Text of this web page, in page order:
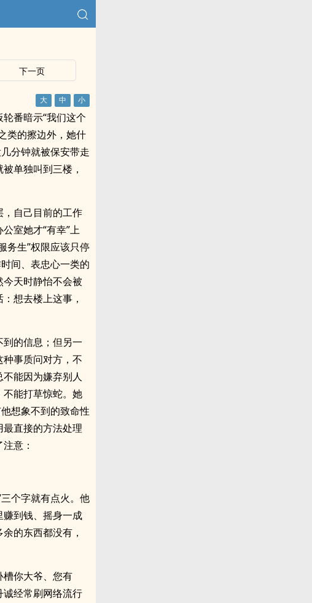
下一页
番暗示“我们这个
类的擦边外，她什
分钟就被保安带走
单独叫到三楼，
自己目前的工作
室她才“有幸”上
务生”权限应该只停
间、表忠心一类的
天时静怡不会被
想去楼上这事，
的信息；但另一
事质问对方，不
能因为嫌弃别人
能打草惊蛇。她
想象不到的致命性
直接的方法处理
意：
个字就有点火。他
到钱、摇身一成
的东西都没有，
槽你大爷、您有
经常刷网络流行